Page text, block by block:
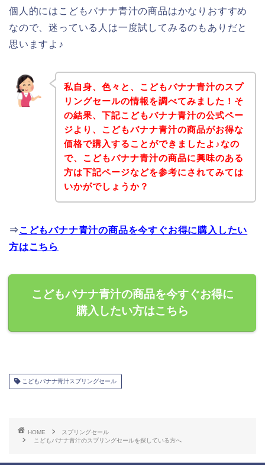
個人的にはこどもバナナ青汁の商品はかなりおすすめ
なので、迷っている人は一度試してみるのもありだと
思いますよ♪
私自身、色々と、こどもバナナ青汁のスプ
リングセールの情報を調べてみました！そ
の結果、下記こどもバナナ青汁の公式ペー
ジより、こどもバナナ青汁の商品がお得な
価格で購入することができましたよ♪なの
で、こどもバナナ青汁の商品に興味のある
方は下記ページなどを参考にされてみては
いかがでしょうか？
⇒ こどもバナナ青汁の商品を今すぐお得に購入したい
方はこちら
こどもバナナ青汁の商品を今すぐお得に
購入したい方はこちら
こどもバナナ青汁スプリングセール
HOME
スプリングセール
こどもバナナ青汁のスプリングセールを探している方へ